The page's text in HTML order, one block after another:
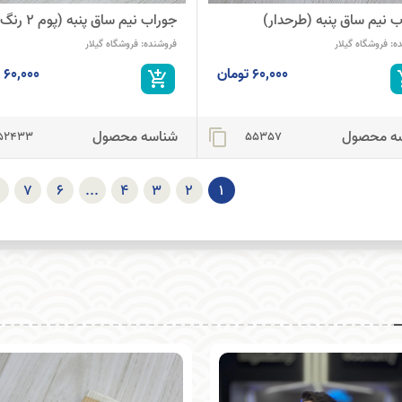
نیم ساق پنبه (طرحدار)
فروشگاه گیلار
60,000 تومان
محصول 55357
content_copy
جوراب نیم ساق پنبه (پوم 2 رنگ )
فروشنده: فروشگاه گیلار
60,000 تومان add_shopping_cart
شناسه محصول
1
2
3
4
...
6
7